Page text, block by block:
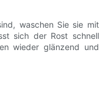
waschen Sie sie mit
sich der Rost schnell
wieder glänzend und